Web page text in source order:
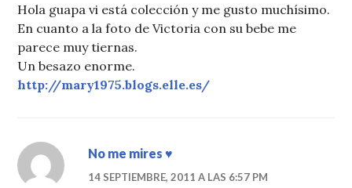
Hola guapa vi está colección y me gusto muchísimo.
En cuanto a la foto de Victoria con su bebe me
parece muy tiernas.
Un besazo enorme.
http://mary1975.blogs.elle.es/
No me mires ♥
14 SEPTIEMBRE, 2011 A LAS 6:57 PM